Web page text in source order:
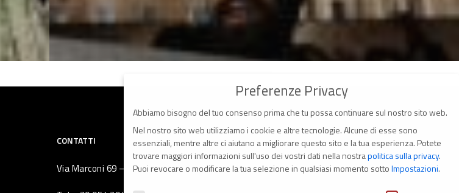
CONTATTI
Via Marconi 69 – 40122 Bologna (Italia)
Preferenze Privacy
Abbiamo bisogno del tuo consenso prima che tu possa continuare sul nostro sito web.
Nel nostro sito web utilizziamo i cookie e altre tecnologie. Alcune di esse sono
essenziali, mentre altre ci aiutano a migliorare questo sito e la tua esperienza. Potete
trovare maggiori informazioni sull'uso dei vostri dati nella nostrapolitica sulla privacy.
Puoi revocare o modificare la tua selezione in qualsiasi momento sottoImpostazioni.
Preferenze Privacy